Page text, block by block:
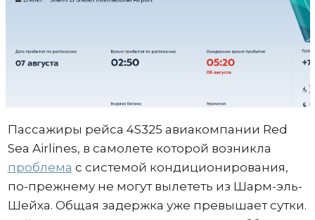
Пассажиры рейса 4S325 авиакомпании Red
Sea Airlines, в самолете которой возникла
проблема с системой кондиционирования,
по-прежнему не могут вылететь из Шарм-эль-
Шейха. Общая задержка уже превышает сутки.